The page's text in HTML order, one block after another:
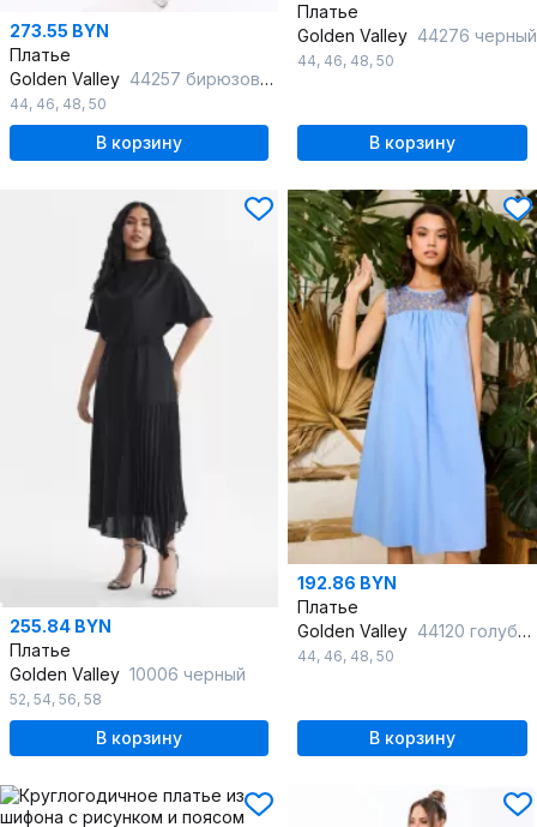
273.55 BYN
Платье
Golden Valley 44257 бирюзовый
44, 46, 48, 50
В корзину
Платье
Golden Valley 44276 черный
44, 46, 48, 50
В корзину
255.84 BYN
Платье
Golden Valley 10006 черный
52, 54, 56, 58
В корзину
192.86 BYN
Платье
Golden Valley 44120 голубой
44, 46, 48, 50
В корзину